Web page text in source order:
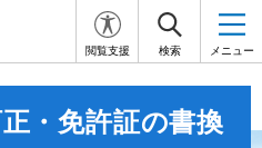
閲覧支援 検索 メニュー
・免許証の書換